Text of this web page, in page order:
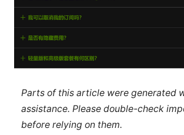
Parts of this article were generated
assistance. Please double-check
before relying on them.